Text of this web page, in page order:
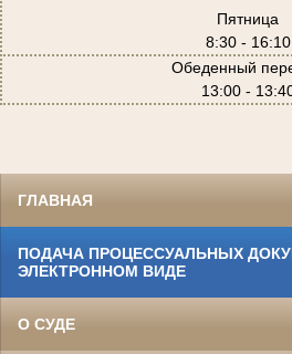
Пятница
8:30 - 16:10
Обеденный
13:00 -
ГЛАВНАЯ
ПОДАЧА ПРОЦЕССУАЛЬНЫХ
ЭЛЕКТРОННОМ ВИДЕ
О СУДЕ